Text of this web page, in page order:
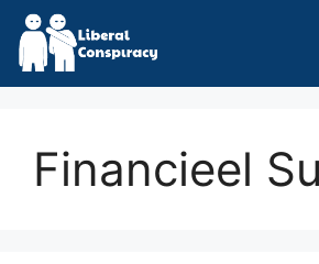
Skip
content
Financieel